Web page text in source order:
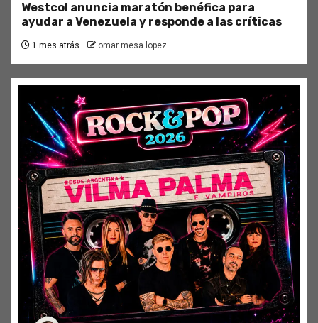
Westcol anuncia maratón benéfica para
ayudar a Venezuela y responde a las críticas
1 mes atrás omar mesa lopez